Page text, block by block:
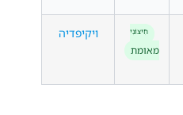
חִיצוֹנִי
מאומת
ויקיפדיה